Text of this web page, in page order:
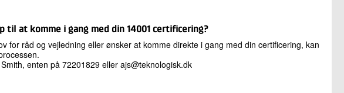
til at komme i gang med din 14001 certificering?
for råd og vejledning eller ønsker at komme direkte i gang med din certificering, kan
enten på 72201829 eller ajs@teknologisk.dk